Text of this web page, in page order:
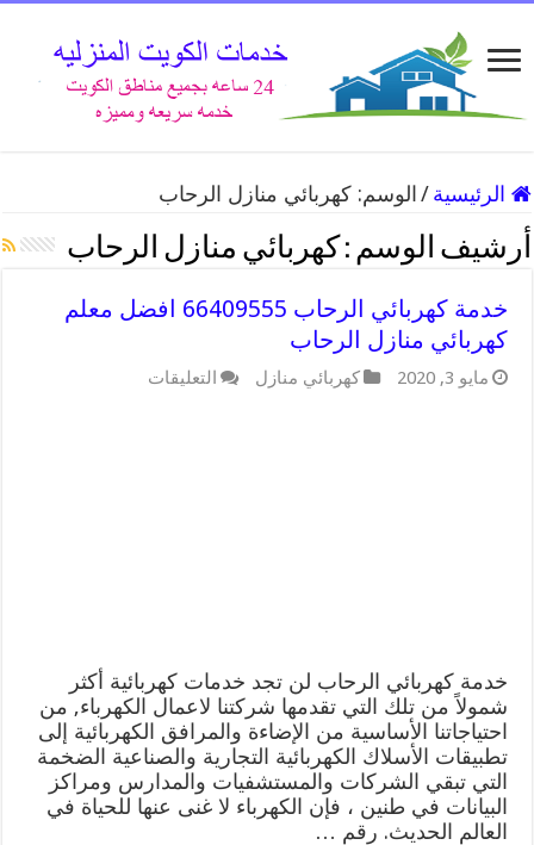
الرئيسية / الوسم:كهربائي منازل الرحاب
أرشيف الوسم : كهربائي منازل الرحاب
خدمة كهربائي الرحاب 66409555 افضل معلم
كهربائي منازل الرحاب
مايو 3, 2020 كهربائي منازل التعليقات
خدمة كهربائي الرحاب لن تجد خدمات كهربائية أكثر
شمولاً من تلك التي تقدمها شركتنا لاعمال الكهرباء, من
احتياجاتنا الأساسية من الإضاءة والمرافق الكهربائية إلى
تطبيقات الأسلاك الكهربائية التجارية والصناعية الضخمة
التي تبقي الشركات والمستشفيات والمدارس ومراكز
البيانات في طنين ، فإن الكهرباء لا غنى عنها للحياة في
العالم الحديث. رقم …